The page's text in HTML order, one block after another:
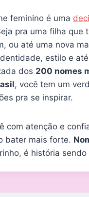
feminino é uma
pra uma filha que
ou até uma nova
estilo e
dos 200 nomes
, você tem um
pra se inspirar.
com atenção e
bater mais forte.
é história sendo